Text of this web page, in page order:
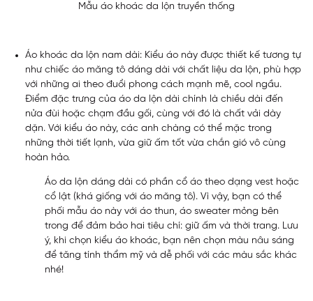
Mẫu áo khoác da lộn truyền thống
Áo khoác da lộn nam dài: Kiểu áo này được thiết kế tương tự
như chiếc áo măng tô dáng dài với chất liệu da lộn, phù hợp
với những ai theo đuổi phong cách mạnh mẽ, cool ngầu.
Điểm đặc trưng của áo da lộn dài chính là chiều dài đến
nửa đùi hoặc chạm đầu gối, cùng với đó là chất vải dày
dặn. Với kiểu áo này, các anh chàng có thể mặc trong
những thời tiết lạnh, vừa giữ ấm tốt vừa chắn gió vô cùng
hoàn hảo.
Áo da lộn dáng dài có phần cổ áo theo dạng vest hoặc
cổ lật (khá giống với áo măng tô). Vì vậy, bạn có thể
phối mẫu áo này với áo thun, áo sweater mỏng bên
trong để đảm bảo hai tiêu chí: giữ ấm và thời trang. Lưu
ý, khi chọn kiểu áo khoác, bạn nên chọn màu nâu sáng
để tăng tính thẩm mỹ và dễ phối với các màu sắc khác
nhé!